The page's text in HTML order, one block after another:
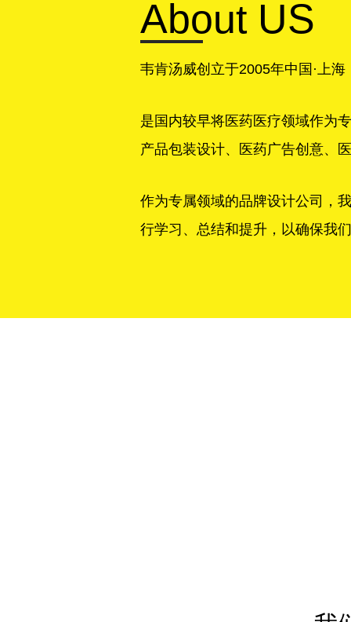
About US
韦肯汤威创立于2005年中国·上海
是国内较早将医药医疗领域作为
产品包装设计、医药广告创意、
作为专属领域的品牌设计公司，
行学习、总结和提升，以确保我